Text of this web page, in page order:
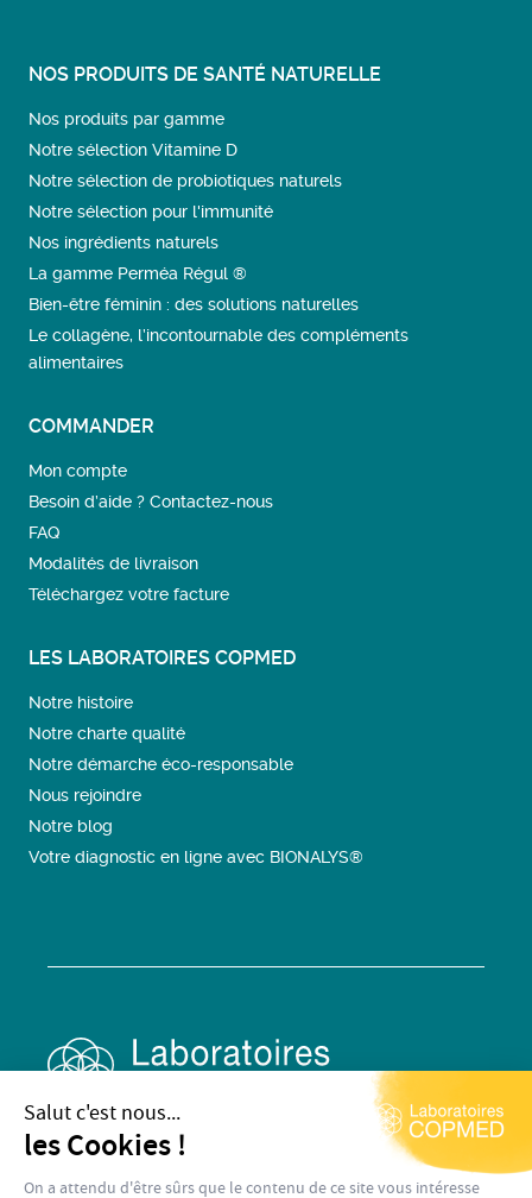
Salut c'est nous...
les Cookies !
On a attendu d'être sûrs que le contenu de ce site vous intéresse
NOS PRODUITS DE SANTÉ NATURELLE
Nos produits par gamme
Notre sélection Vitamine D
Notre sélection de probiotiques naturels
Notre sélection pour l'immunité
Nos ingrédients naturels
La gamme Perméa Régul ®
Bien-être féminin : des solutions naturelles
Le collagène, l’incontournable des compléments
alimentaires
COMMANDER
Mon compte
Besoin d’aide ? Contactez-nous
FAQ
Modalités de livraison
Téléchargez votre facture
LES LABORATOIRES COPMED
Notre histoire
Notre charte qualité
Notre démarche éco-responsable
Nous rejoindre
Notre blog
Votre diagnostic en ligne avec BIONALYS®